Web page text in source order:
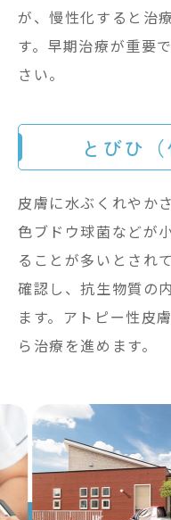
が、慢性化すると治
す。早期治療が重要
さい。
とびひ
皮膚に水ぶくれやか
色ブドウ球菌などが
ることが多いとされ
確認し、抗生物質の
ます。アトピー性皮
ら治療を進めます。
Previous